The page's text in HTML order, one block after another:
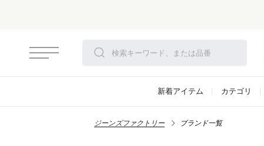
新着アイテム カテゴリ
ジーンズファクトリー ブランド一覧